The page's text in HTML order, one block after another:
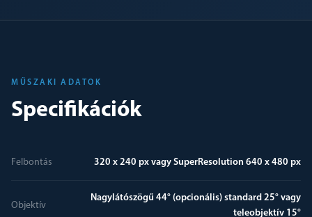
MŰSZAKI ADATOK
Specifikációk
Felbontás 320 x 240 px vagy SuperResolution 640 x 480 px
Objektív
Nagylátószögű 44° (opcionális) standard 25° vagy
teleobjektív 15°